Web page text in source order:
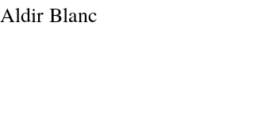
Aldir Blanc